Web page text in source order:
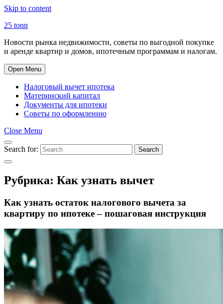
Skip to content
25 tonn
Новости рынка недвижимости, советы по выгодной покупке
и аренде квартир и домов, ипотечным программам и налогам.
Open Menu
Налоговый вычет ипотека
Материнский капитал
Документы для ипотеки
Советы по оформлению
Close Menu
Search for: Search
Рубрика: Как узнать вычет
Как узнать остаток налогового вычета за
квартиру по ипотеке – пошаговая инструкция